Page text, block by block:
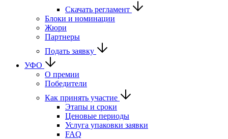
Скачать регламент
Блоки и номинации
Жюри
Партнеры
Подать заявку
УФО
О премии
Победители
Как принять участие
Этапы и сроки
Ценовые периоды
Услуга упаковки заявки
FAQ